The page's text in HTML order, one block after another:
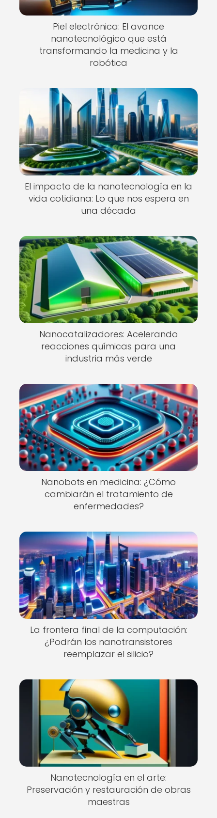
Piel electrónica: El avance
nanotecnológico que está
transformando la medicina y la
robótica
El impacto de la nanotecnología en la
vida cotidiana: Lo que nos espera en
una década
Nanocatalizadores: Acelerando
reacciones químicas para una
industria más verde
Nanobots en medicina: ¿Cómo
cambiarán el tratamiento de
enfermedades?
La frontera final de la computación:
¿Podrán los nanotransistores
reemplazar el silicio?
Nanotecnología en el arte:
Preservación y restauración de obras
maestras